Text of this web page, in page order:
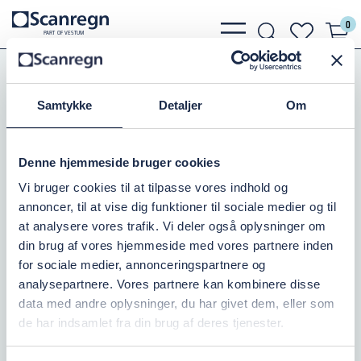
Samtykke Detaljer Om
Denne hjemmeside bruger cookies
Vi bruger cookies til at tilpasse vores indhold og
annoncer, til at vise dig funktioner til sociale medier og til
at analysere vores trafik. Vi deler også oplysninger om
din brug af vores hjemmeside med vores partnere inden
for sociale medier, annonceringspartnere og
analysepartnere. Vores partnere kan kombinere disse
data med andre oplysninger, du har givet dem, eller som
de har indsamlet fra din brug af deres tjenester.
PARTOF VESTUM
bars
light
search
light
heart 0
PE-Rør, Fittings, Kloak
PE Elektrosvejsefittings
EL-BØJNING 45GR./PN16/315MM
Varenr.:
Ikke på lager
19.450,00 DKKinkl. moms
Læg i kurv